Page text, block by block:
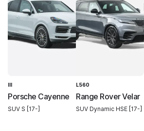
III
Porsche Cayenne
SUV S [17-]
L560
Range Rover Velar
SUV Dynamic HSE [17-]